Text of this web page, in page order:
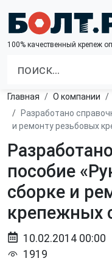
100% качественный крепеж
Главная О компании
Разработано
и ремонту резьбовых
пособие
сборке и
крепежных
10.02.2014 00:00
1919